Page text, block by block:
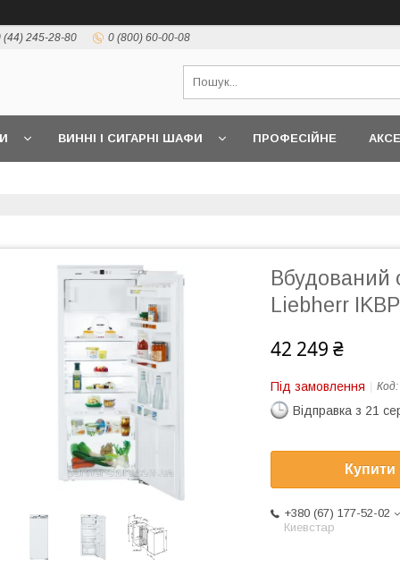
(44) 245-28-80 0 (800) 60-00-08
ВИННІ І СИГАРНІ ШАФИ ПРОФЕСІЙНЕ
Вбудований
Liebherr
42 249 ₴
Під замовлення Код:
Відправка з 21
Купити
+380 (67) 177-52-02
Киевстар